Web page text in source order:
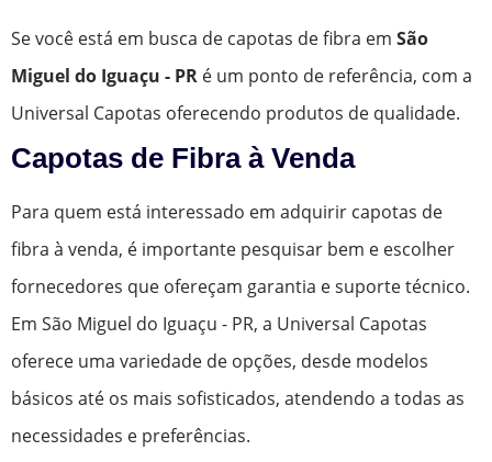
Se você está em busca de capotas de fibra em São
Miguel do Iguaçu - PR é um ponto de referência, com a
Universal Capotas oferecendo produtos de qualidade.
Capotas de Fibra à Venda
Para quem está interessado em adquirir capotas de
fibra à venda, é importante pesquisar bem e escolher
fornecedores que ofereçam garantia e suporte técnico.
Em São Miguel do Iguaçu - PR, a Universal Capotas
oferece uma variedade de opções, desde modelos
básicos até os mais sofisticados, atendendo a todas as
necessidades e preferências.